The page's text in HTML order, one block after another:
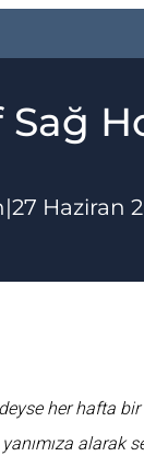
|27 Haziran
her hafta bir
alarak